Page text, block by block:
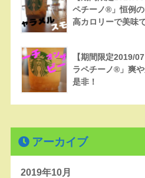
ペチーノ®」恒例
高カロリーで美味
【期間限定2019/
ラペチーノ®」爽
是非！
アーカイブ
2019年10月